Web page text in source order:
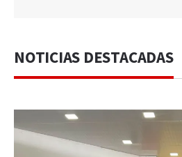
NOTICIAS DESTACADAS